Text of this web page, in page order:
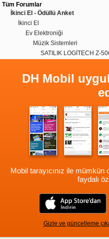
Tüm Forumlar
İkinci El - Ödüllü Anket
İkinci El
Ev Elektroniği
Müzik Sistemleri
SATILIK LOGİTECH Z-
DH Mobil
Mobil tarayıcınız ile mümkün
faydalı
Gizle ve güncelleme